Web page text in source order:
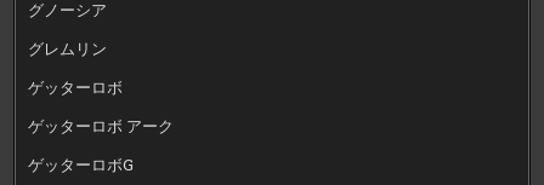
グノーシア
グレムリン
ゲッターロボ
ゲッターロボ アーク
ゲッターロボG